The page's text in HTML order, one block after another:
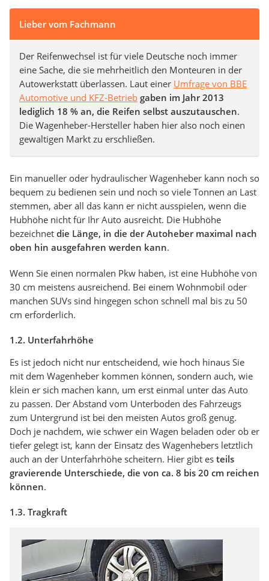
Lieber vom Fachmann
Der Reifenwechsel ist für viele Deutsche noch immer
eine Sache, die sie mehrheitlich den Monteuren in der
Autowerkstatt überlassen. Laut einer Umfrage von BBE
Automotive und KFZ-Betrieb gaben im Jahr 2013
lediglich 18 % an, die Reifen selbst auszutauschen.
Die Wagenheber-Hersteller haben hier also noch einen
gewaltigen Markt zu erschließen.
Ein manueller oder hydraulischer Wagenheber kann noch so
bequem zu bedienen sein und noch so viele Tonnen an Last
stemmen, aber all das kann er nicht ausspielen, wenn die
Hubhöhe nicht für Ihr Auto ausreicht. Die Hubhöhe
bezeichnet die Länge, in die der Autoheber maximal nach
oben hin ausgefahren werden kann.
Wenn Sie einen normalen Pkw haben, ist eine Hubhöhe von
30 cm meistens ausreichend. Bei einem Wohnmobil oder
manchen SUVs sind hingegen schon schnell mal bis zu 50
cm erforderlich.
1.2. Unterfahrhöhe
Es ist jedoch nicht nur entscheidend, wie hoch hinaus Sie
mit dem Wagenheber kommen können, sondern auch, wie
klein er sich machen kann, um erst einmal unter das Auto
zu passen. Der Abstand vom Unterboden des Fahrzeugs
zum Untergrund ist bei den meisten Autos groß genug.
Doch je nachdem, wie schwer ein Wagen beladen oder ob er
tiefer gelegt ist, kann der Einsatz des Wagenhebers letztlich
auch an der Unterfahrhöhe scheitern. Hier gibt es teils
gravierende Unterschiede, die von ca. 8 bis 20 cm reichen
können.
1.3. Tragkraft